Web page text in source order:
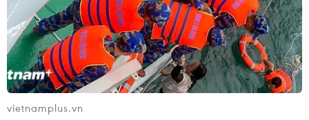
Hình ảnh George Michael vào năm 2010. (Nguồn: Mirror)
vietnamplus.vn